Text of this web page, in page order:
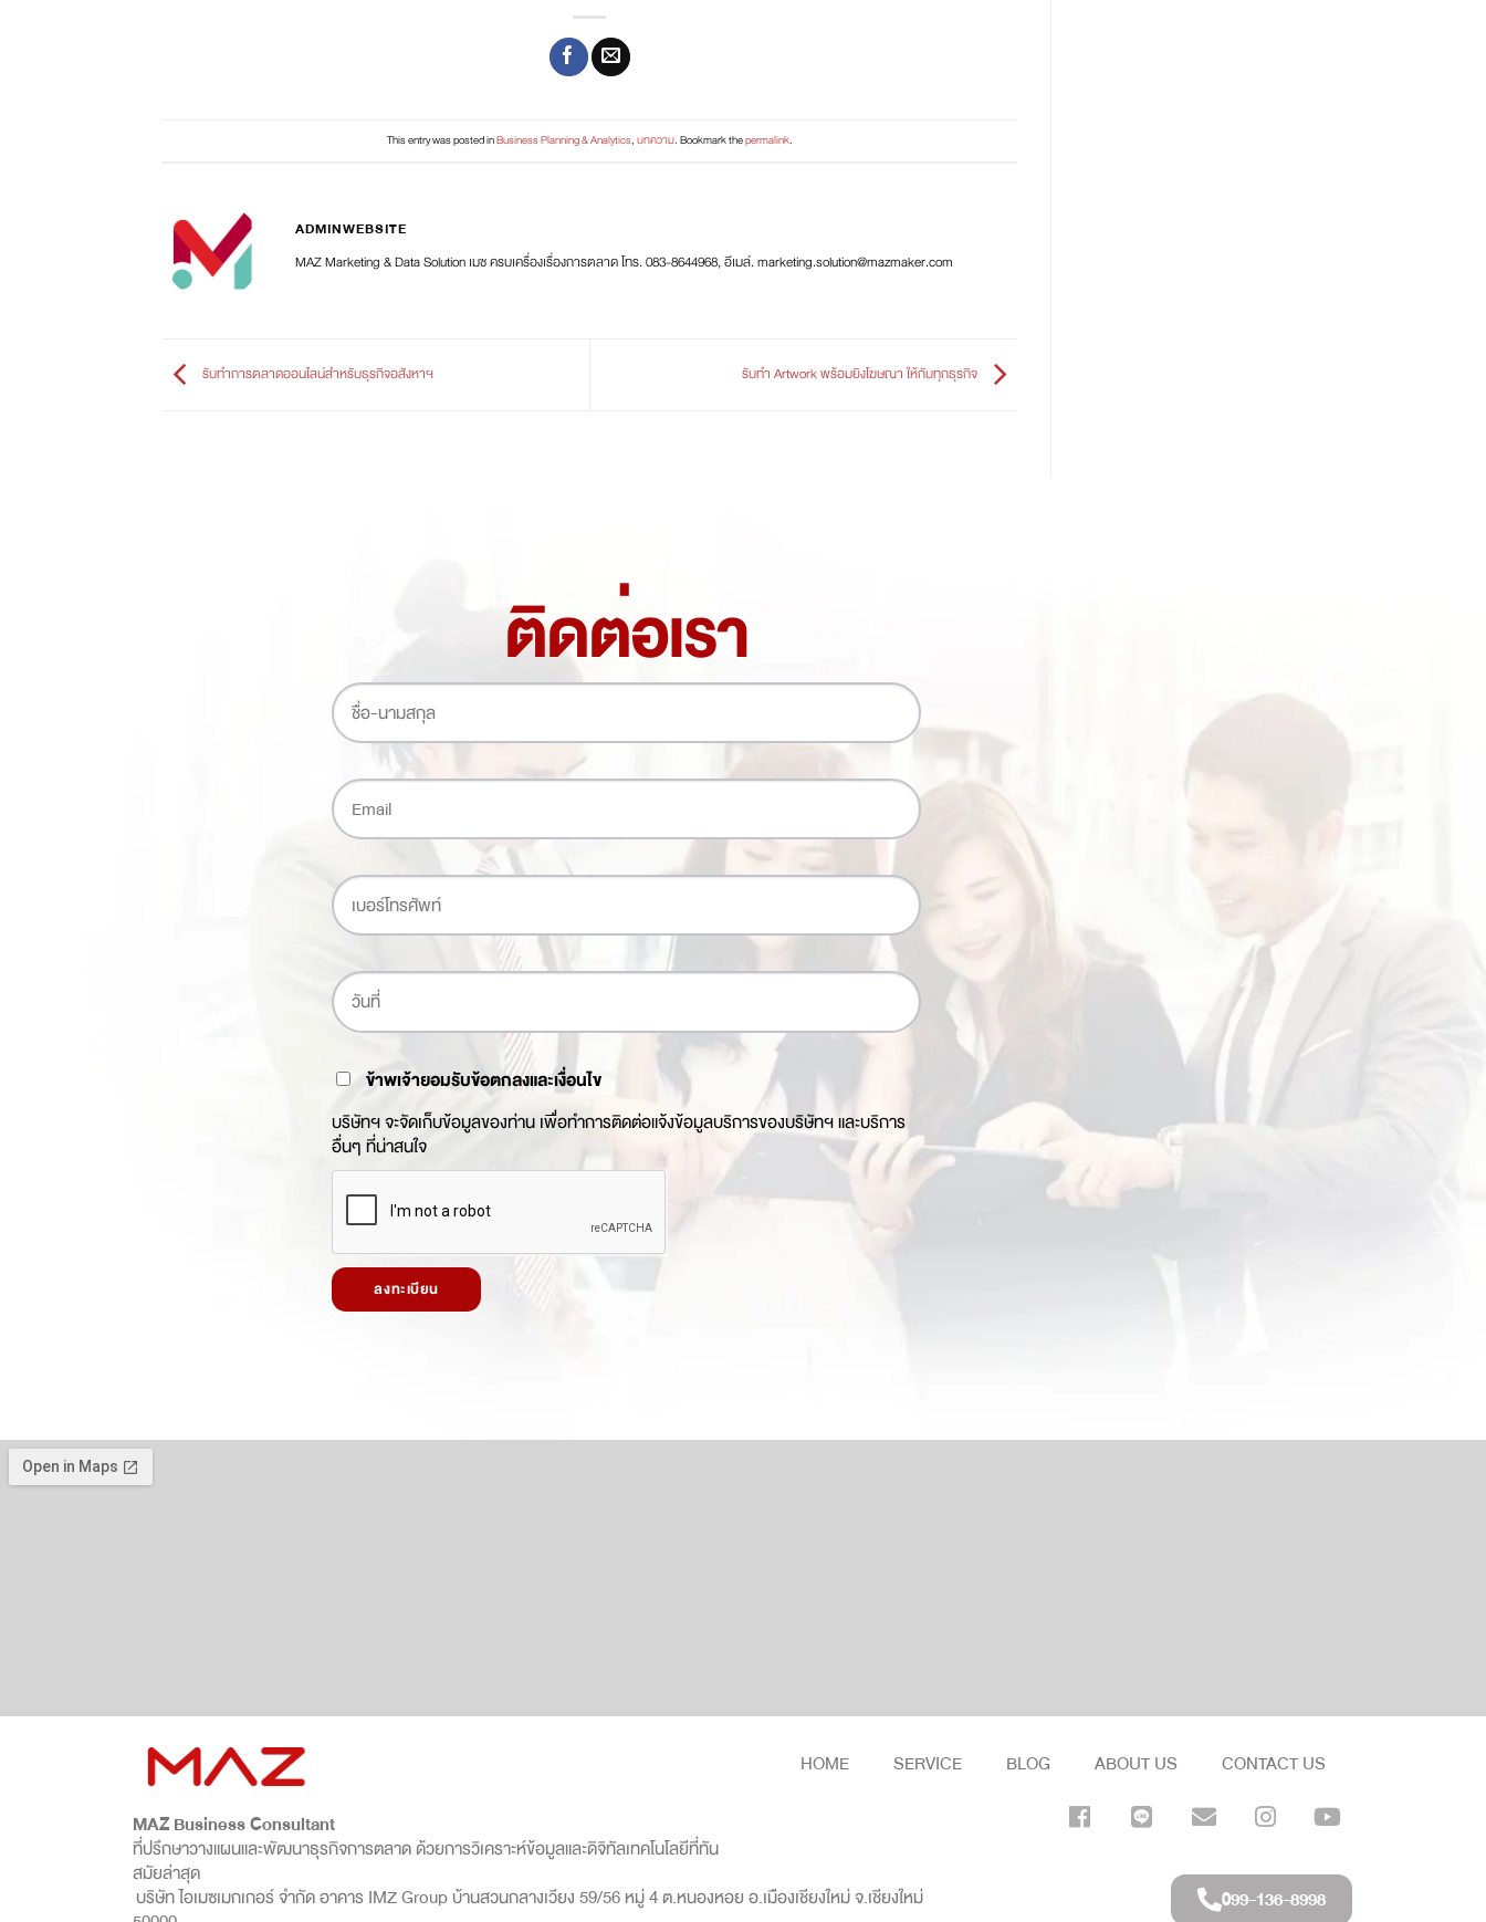
This entry was posted inBusiness Planning & Analytics,บทความ. Bookmark thepermalink.
ADMINWEBSITE
MAZ Marketing & Data Solution เมซ ครบเครื่องเรื่องการตลาด โทร. 083-8644968, อีเมล์. marketing.solution@mazmaker.com
รับทำการตลาดออนไลน์สำหรับธุรกิจอสังหาฯ รับทำ Artwork พร้อมยิงโฆษณา ให้กับทุกธุรกิจ
ติดต่อเรา
ข้าพเจ้ายอมรับข้อตกลงและเงื่อนไข
บริษัทฯ จะจัดเก็บข้อมูลของท่าน เพื่อทำการติดต่อแจ้งข้อมูลบริการของบริษัทฯ และบริการ
อื่นๆ ที่น่าสนใจ
ลงทะเบียน
HOME SERVICE BLOG ABOUT US
CONTACT US
MAZ Business Consultant
ที่ปรึกษาวางแผนและพัฒนาธุรกิจการตลาด ด้วยการวิเคราะห์ข้อมูลและดิจิทัลเทคโนโลยีที่ทัน
สมัยล่าสุด
บริษัท ไอเมซเมกเกอร์ จำกัด อาคาร IMZ Group บ้านสวนกลางเวียง 59/56 หมู่ 4 ต.หนองหอย อ.เมืองเชียงใหม่ จ.เชียงใหม่ 099-136-8998